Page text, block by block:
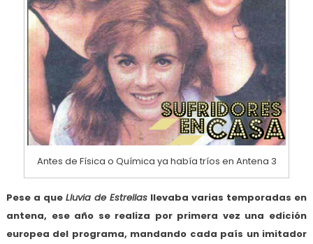
Antes de Física o Química ya había tríos en Antena 3
Pese a que Lluvia de Estrellas llevaba varias temporadas en
antena, ese año se realiza por primera vez una edición
europea del programa, mandando cada país un imitador